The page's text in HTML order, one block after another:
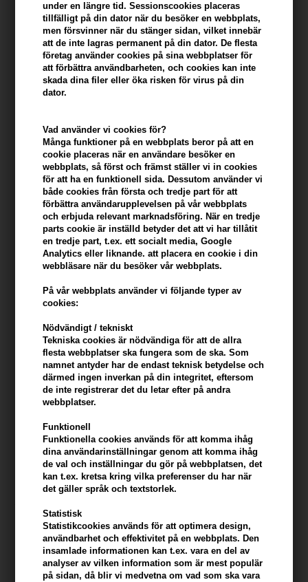
under en längre tid. Sessionscookies placeras
tillfälligt på din dator när du besöker en webbplats,
men försvinner när du stänger sidan, vilket innebär
att de inte lagras permanent på din dator. De flesta
företag använder cookies på sina webbplatser för
att förbättra användbarheten, och cookies kan inte
skada dina filer eller öka risken för virus på din
dator.
Vad använder vi cookies för?
Många funktioner på en webbplats beror på att en
cookie placeras när en användare besöker en
webbplats, så först och främst ställer vi in ​​cookies
för att ha en funktionell sida. Dessutom använder vi
både cookies från första och tredje part för att
förbättra användarupplevelsen på vår webbplats
och erbjuda relevant marknadsföring. När en tredje
parts cookie är inställd betyder det att vi har tillåtit
en tredje part, t.ex. ett socialt media, Google
Analytics eller liknande. att placera en cookie i din
webbläsare när du besöker vår webbplats.
På vår webbplats använder vi följande typer av
cookies:
Nödvändigt / tekniskt
Tekniska cookies är nödvändiga för att de allra
flesta webbplatser ska fungera som de ska. Som
namnet antyder har de endast teknisk betydelse och
därmed ingen inverkan på din integritet, eftersom
de inte registrerar det du letar efter på andra
webbplatser.
Funktionell
Funktionella cookies används för att komma ihåg
dina användarinställningar genom att komma ihåg
de val och inställningar du gör på webbplatsen, det
kan t.ex. kretsa kring vilka preferenser du har när
det gäller språk och textstorlek.
Statistisk
Statistikcookies används för att optimera design,
användbarhet och effektivitet på en webbplats. Den
insamlade informationen kan t.ex. vara en del av
analyser av vilken information som är mest populär
på sidan, då blir vi medvetna om vad som ska vara
589,00SEK
+
I lager- Leveranstid: 2-3 arbetsdagar
Du tjänar 29 Bonuskronor på köp av denna artikel -
konto
KÖP FÖR YTTERLIGARE 499,00 SEK OCH FÅ FRI FRAKT 499 SEK
Beskrivning Recensioner
Hugo BOSS Femme Eau de Parfum är en mjuk och romantisk doft
som hyllar femininitet och elegans. Med blommiga toner av fresia,
lilja och bulgarisk ros i kombination med en varm, krämig bas
skapar denna parfym en subtil och harmonisk doft som är perfekt
Egenskaper
- Feminin och elegant blomdoft
- Noter av fresia, mandarin, lilja och bulgarisk ros
- Mjuk, krämig bas med varma undertoner
- Passar både till vardags och festliga tillfällen
- Lätt och harmonisk doftprofil
- Klassisk och sofistikerad flacon
Användning
- Spraya på pulspunkter som nacke och handleder - Applicera på
du klär på dig - Använd dagligen eller vid romantiska tillfällen
Storlek: 50ml.
Hugo Boss Parfym